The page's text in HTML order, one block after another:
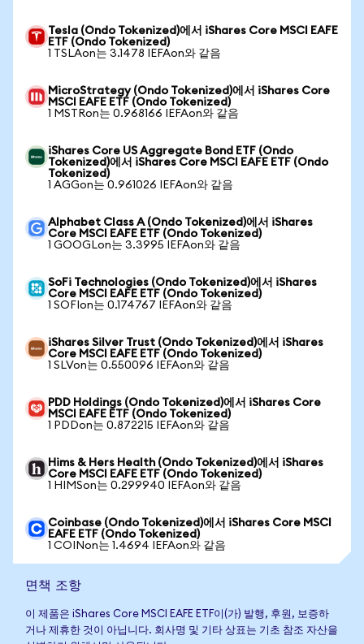
Tesla (Ondo Tokenized)에서 iShares Core MSCI EAFE
ETF (Ondo Tokenized)
1 TSLAon는 3.1478 IEFAon와 같음
MicroStrategy (Ondo Tokenized)에서 iShares Core
MSCI EAFE ETF (Ondo Tokenized)
1 MSTRon는 0.968166 IEFAon와 같음
iShares Core US Aggregate Bond ETF (Ondo
Tokenized)에서 iShares Core MSCI EAFE ETF (Ondo
Tokenized)
1 AGGon는 0.961026 IEFAon와 같음
Alphabet Class A (Ondo Tokenized)에서 iShares
Core MSCI EAFE ETF (Ondo Tokenized)
1 GOOGLon는 3.3995 IEFAon와 같음
SoFi Technologies (Ondo Tokenized)에서 iShares
Core MSCI EAFE ETF (Ondo Tokenized)
1 SOFIon는 0.174767 IEFAon와 같음
iShares Silver Trust (Ondo Tokenized)에서 iShares
Core MSCI EAFE ETF (Ondo Tokenized)
1 SLVon는 0.550096 IEFAon와 같음
PDD Holdings (Ondo Tokenized)에서 iShares Core
MSCI EAFE ETF (Ondo Tokenized)
1 PDDon는 0.872215 IEFAon와 같음
Hims & Hers Health (Ondo Tokenized)에서 iShares
Core MSCI EAFE ETF (Ondo Tokenized)
1 HIMSon는 0.299940 IEFAon와 같음
Coinbase (Ondo Tokenized)에서 iShares Core MSCI
EAFE ETF (Ondo Tokenized)
1 COINon는 1.4694 IEFAon와 같음
면책 조항
이 제품은 iShares Core MSCI EAFE ETF이(가) 발행, 후원, 보증하
거나 제휴한 것이 아닙니다. 회사명 및 기타 상표는 기초 참조 자산을